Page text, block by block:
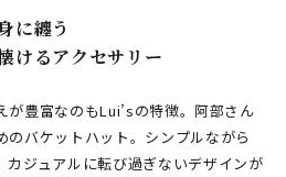
に纏う
けるアクセサリー
が豊富なのもLui’sの特徴。阿部さん
のバケットハット。シンプルながら
カジュアルに転び過ぎないデザインが